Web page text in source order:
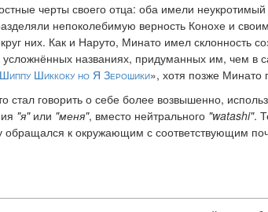
черты своего отца: оба имели
непоколебимую верность Конохе и
них. Как и Наруто, Минато имел склонность
названиях, придуманных им, чем в
Шиккоку но Я Зерошики», хотя позже Минато
стал говорить о себе более возвышенно,
"я"или "меня", вместо нейтрального "watashi".
к окружающим с соответствующим